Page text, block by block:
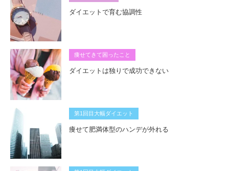
ダイエットで育む協調性
痩せてきて困ったこと
ダイエットは独りで成功できない
第1回目大幅ダイエット
痩せて肥満体型のハンデが外れる